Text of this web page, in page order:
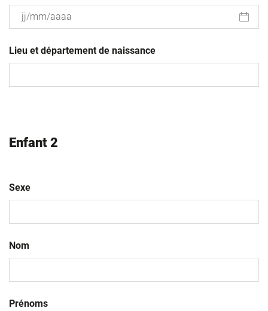
slash
MM
Lieu et département de naissance
Enfant 2
Sexe
Nom
Prénoms